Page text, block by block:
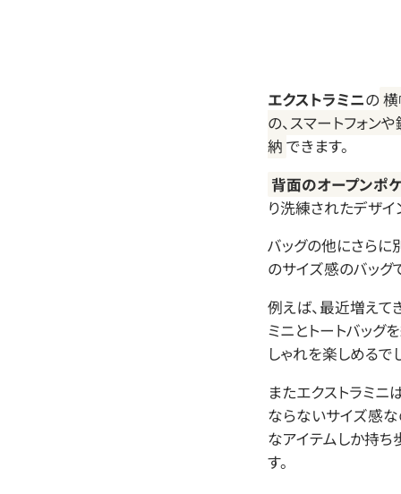
エクストラミニの
の、スマートフォン
納 できます。
背面のオープンポ
り洗練されたデザ
バッグの他にさらに
のサイズ感のバッグ
例えば、最近増えて
ミニとトートバッグ
しゃれを楽しめるで
またエクストラミ
ならないサイズ感な
なアイテムしか持
す。